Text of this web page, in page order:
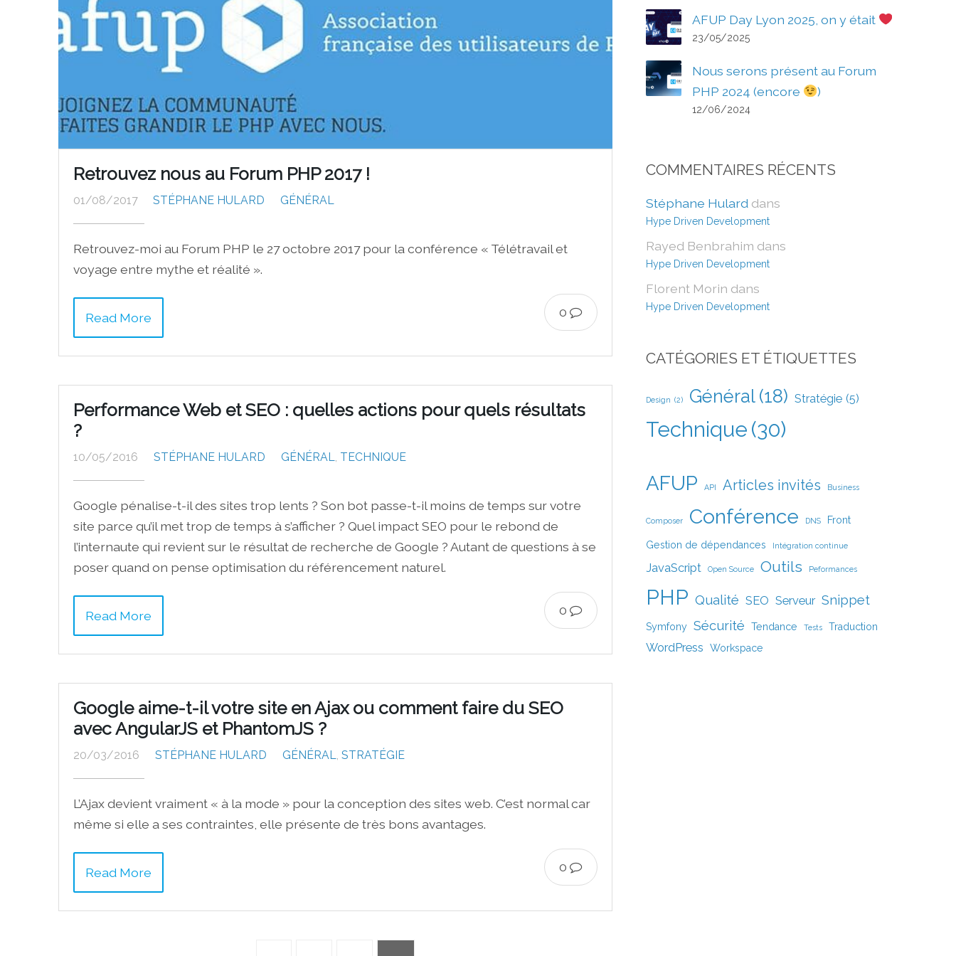
Retrouvez nous au Forum PHP 2017 !
01/08/2017 STÉPHANE HULARD GÉNÉRAL
Retrouvez-moi au Forum PHP le 27 octobre 2017 pour la conférence « Télétravail et
voyage entre mythe et réalité ».
0
Read More
Performance Web et SEO : quelles actions pour quels résultats
?
10/05/2016 STÉPHANE HULARD GÉNÉRAL, TECHNIQUE
Google pénalise-t-il des sites trop lents ? Son bot passe-t-il moins de temps sur votre
site parce qu’il met trop de temps à s’afficher ? Quel impact SEO pour le rebond de
l’internaute qui revient sur le résultat de recherche de Google ? Autant de questions à se
poser quand on pense optimisation du référencement naturel.
0
Read More
Google aime-t-il votre site en Ajax ou comment faire du SEO
avec AngularJS et PhantomJS ?
20/03/2016 STÉPHANE HULARD GÉNÉRAL, STRATÉGIE
L’Ajax devient vraiment « à la mode » pour la conception des sites web. C’est normal car
même si elle a ses contraintes, elle présente de très bons avantages.
0
Read More
AFUP Day Lyon 2025, on y était
23/05/2025
Nous serons présent au Forum
PHP 2024 (encore
)
12/06/2024
COMMENTAIRES RÉCENTS
Stéphane Hulard dans
Hype Driven Development
Rayed Benbrahim dans
Hype Driven Development
Florent Morin dans
Hype Driven Development
CATÉGORIES ET ÉTIQUETTES
Design (2) Général (18) Stratégie (5)
Technique (30)
AFUP API Articles invités Business
Composer Conférence DNS Front
Gestion de dépendances Intégration continue
JavaScript Open Source Outils Peformances
PHP Qualité SEO Serveur Snippet
Symfony Sécurité Tendance Tests Traduction
WordPress Workspace